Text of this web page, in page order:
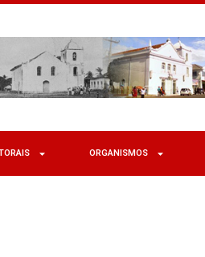
ORGANISMOS